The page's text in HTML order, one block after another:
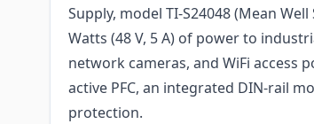
Supply, model TI-S24048 (Mean
Watts (48 V, 5 A) of power to
network cameras, and WiFi access
active PFC, an integrated DIN-rail
protection.